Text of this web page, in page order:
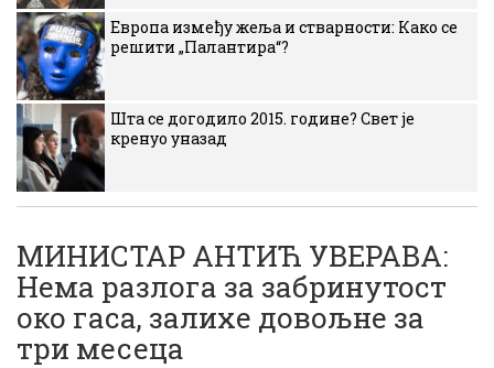
Европа између жеља и стварности: Како се
решити „Палантира“?
Шта се догодило 2015. године? Свет је
кренуо уназад
МИНИСТАР АНТИЋ УВЕРАВА:
Нема разлога за забринутост
око гаса, залихе довољне за
три месеца